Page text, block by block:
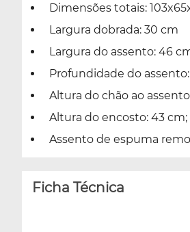
Dimensões totais:
Largura dobrada: 30 cm
Largura do assento: 46
Profundidade do assento:
Altura do chão ao
Altura do encosto: 43 cm;
Assento de espuma
Ficha Técnica